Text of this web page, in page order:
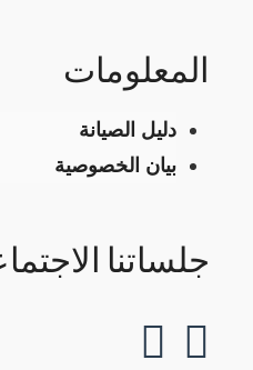
المعلومات
دليل الصيانة
بيان الخصوصية
جلساتنا